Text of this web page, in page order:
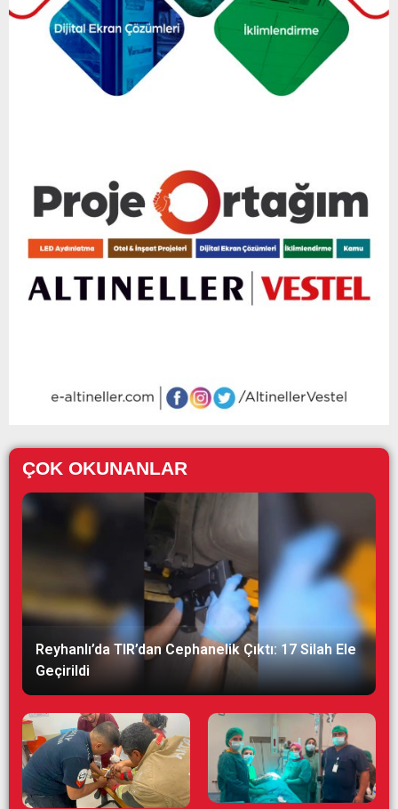
ÇOK OKUNANLAR
Reyhanlı’da TIR’dan Cephanelik Çıktı: 17 Silah Ele
Geçirildi